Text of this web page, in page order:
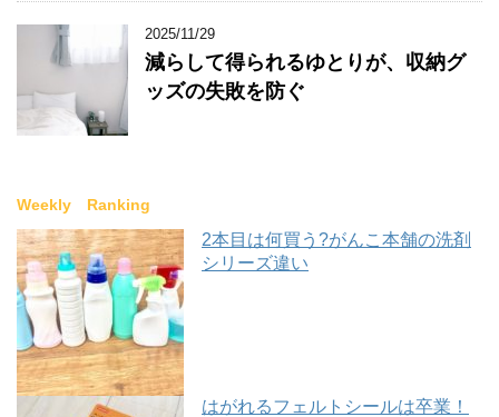
2025/11/29
減らして得られるゆとりが、収納グ
ッズの失敗を防ぐ
Weekly Ranking
2本目は何買う?がんこ本舗の洗剤
シリーズ違い
はがれるフェルトシールは卒業！